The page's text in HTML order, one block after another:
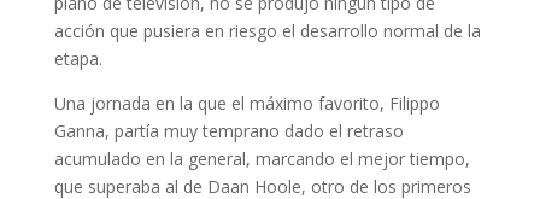
acción que pusiera en riesgo el desarrollo normal de la
etapa.
Una jornada en la que el máximo favorito, Filippo
Ganna, partía muy temprano dado el retraso
acumulado en la general, marcando el mejor tiempo,
que superaba al de Daan Hoole, otro de los primeros